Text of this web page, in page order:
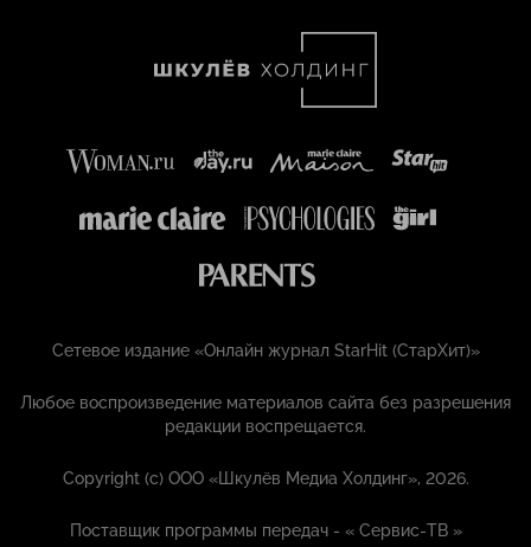
Сетевое издание «Онлайн журнал StarHit (СтарХит)»
Любое воспроизведение материалов сайта без разрешения
редакции воспрещается.
Copyright (с) ООО «Шкулёв Медиа Холдинг», 2026.
Поставщик программы передач - «Сервис-ТВ »